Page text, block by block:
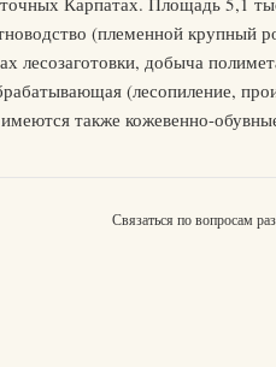
(племенной крупный
лесозаготовки, добыча
(лесопиление,
также кожевенно-
Связаться по вопросам